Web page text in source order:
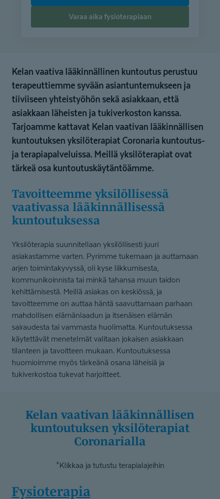
Varaa aika fysioterapiaan
Kelan vaativa lääkinnällinen kuntoutus perustuu
terapeuttiemme syvään asiantuntemukseen ja
tiiviiseen yhteistyöhön sekä asiakkaan, että
asiakkaan läheisten ja tukiverkoston kanssa.
Tarjoamme kattavat Kelan vaativan lääkinnällisen
kuntoutuksen yksilöterapiat Coronaria kuntoutus-
ja terapiapalveluissa. Meillä yksilöterapiat ovat
tärkeä osa kuntoutuskäytäntöämme.
Tavoitteemme yksilöllisessä
vaativassa lääkinnäl­lisessä
kuntoutuksessa
Yksilöterapia suunnitellaan yksilöllisesti juuri
asiakastamme varten. Pyrimme tukemaan ja auttamaan
arjen toimintakyvyssä, oli kyse liikkumisesta,
kommunikoinnista tai minkä tahansa muun taidon
kehittämisestä. Meillä asiakas on keskiössä, ja
tavoitteemme on auttaa häntä saavuttamaan parhaan
mahdollisen elämänlaadun ja itsenäisen elämän
sairaudesta tai vammasta huolimatta. Kuntoutuksessa
käytettävät menetelmät valitaan jokaisen asiakkaan
tilanteen ja tavoitteen mukaan. Kuntoutuksessa
huomioimme myös tärkeänä osana läheisiä ja
tukiverkostoa tukevat harjoitteet.
Kelan vaativan lääkinnällisen
kuntoutuksen yksilöterapiat
Coronarialla
*Klikkaa ja tutustu terapialajeihin
Fysioterapia